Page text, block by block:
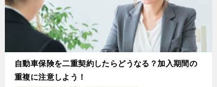
自動車保険を二重契約したらどうなる？加入期間の
重複に注意しよう！